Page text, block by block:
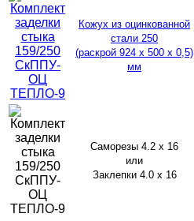
Кожух из оцинкованной
стали 250
(раскрой 924 х 500 х 0,5)
мм
Саморезы 4.2 х 16
или
Заклепки 4.0 х 16